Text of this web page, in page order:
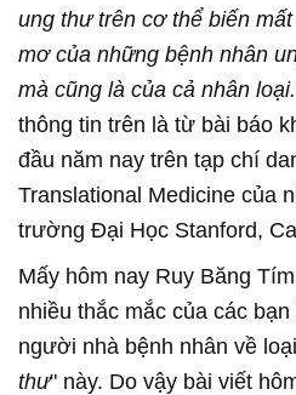
ung thư trên cơ thể biến
mơ của những bệnh nhân
mà cũng là của cả nhân loại.
thông tin trên là từ bài báo
đầu năm nay trên tạp chí
Translational Medicine của
trường Đại Học Stanford,
Mấy hôm nay Ruy Băng
nhiều thắc mắc của các
người nhà bệnh nhân về
thư" này. Do vậy bài viết